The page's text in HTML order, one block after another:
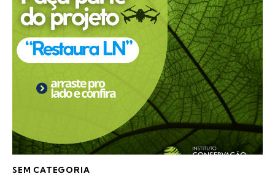
SEM CATEGORIA